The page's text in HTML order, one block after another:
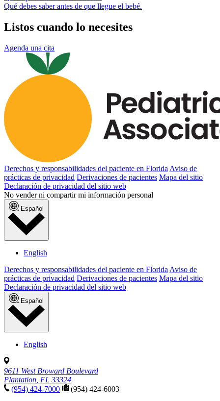
Qué debes saber antes de que llegue el bebé.
Listos cuando lo necesites
Agenda una cita
Derechos y responsabilidades del paciente en Florida Aviso de
prácticas de privacidad Derivaciones de pacientes Mapa del sitio
Declaración de privacidad del sitio web
No vender ni compartir mi información personal
Español
English
Derechos y responsabilidades del paciente en Florida Aviso de
prácticas de privacidad Derivaciones de pacientes Mapa del sitio
Declaración de privacidad del sitio web
Español
English
9611 West Broward Boulevard
Plantation, FL 33324
(954) 424-7000
(954) 424-6003